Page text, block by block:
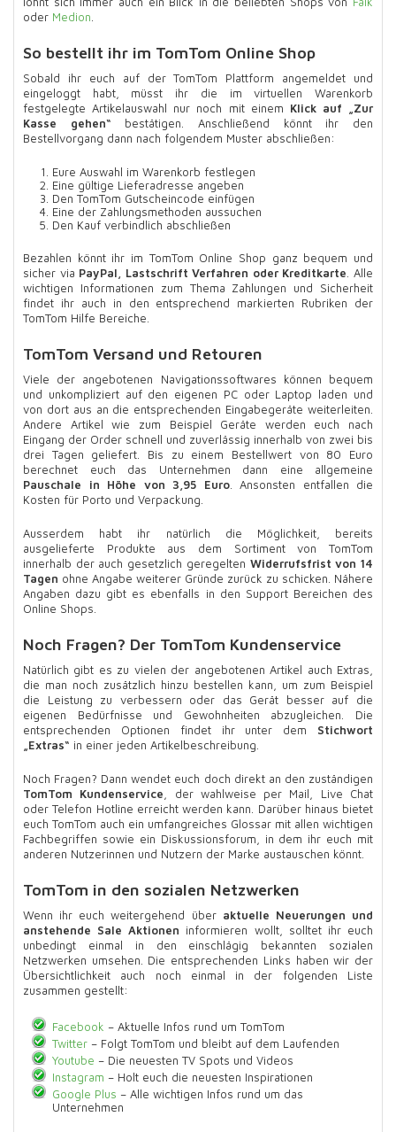
oder Medion.
So bestellt ihr im TomTom Online Shop
Sobald ihr euch auf der TomTom Plattform angemeldet und
eingeloggt habt, müsst ihr die im virtuellen Warenkorb
festgelegte Artikelauswahl nur noch mit einem Klick auf „Zur
Kasse gehen“ bestätigen. Anschließend könnt ihr den
Bestellvorgang dann nach folgendem Muster abschließen:
Eure Auswahl im Warenkorb festlegen
Eine gültige Lieferadresse angeben
Den TomTom Gutscheincode einfügen
Eine der Zahlungsmethoden aussuchen
Den Kauf verbindlich abschließen
Bezahlen könnt ihr im TomTom Online Shop ganz bequem und
sicher via PayPal, Lastschrift Verfahren oder Kreditkarte . Alle
wichtigen Informationen zum Thema Zahlungen und Sicherheit
findet ihr auch in den entsprechend markierten Rubriken der
TomTom Hilfe Bereiche.
TomTom Versand und Retouren
Viele der angebotenen Navigationssoftwares können bequem
und unkompliziert auf den eigenen PC oder Laptop laden und
von dort aus an die entsprechenden Eingabegeräte weiterleiten.
Andere Artikel wie zum Beispiel Geräte werden euch nach
Eingang der Order schnell und zuverlässig innerhalb von zwei bis
drei Tagen geliefert. Bis zu einem Bestellwert von 80 Euro
berechnet euch das Unternehmen dann eine allgemeine
Pauschale in Höhe von 3,95 Euro. Ansonsten entfallen die
Kosten für Porto und Verpackung.
Ausserdem habt ihr natürlich die Möglichkeit, bereits
ausgelieferte Produkte aus dem Sortiment von TomTom
innerhalb der auch gesetzlich geregelten Widerrufsfrist von 14
Tagen ohne Angabe weiterer Gründe zurück zu schicken. Nähere
Angaben dazu gibt es ebenfalls in den Support Bereichen des
Online Shops.
Noch Fragen? Der TomTom Kundenservice
Natürlich gibt es zu vielen der angebotenen Artikel auch Extras,
die man noch zusätzlich hinzu bestellen kann, um zum Beispiel
die Leistung zu verbessern oder das Gerät besser auf die
eigenen Bedürfnisse und Gewohnheiten abzugleichen. Die
entsprechenden Optionen findet ihr unter dem Stichwort
„Extras“ in einer jeden Artikelbeschreibung.
Noch Fragen? Dann wendet euch doch direkt an den zuständigen
TomTom Kundenservice , der wahlweise per Mail, Live Chat
oder Telefon Hotline erreicht werden kann. Darüber hinaus bietet
euch TomTom auch ein umfangreiches Glossar mit allen wichtigen
Fachbegriffen sowie ein Diskussionsforum, in dem ihr euch mit
anderen Nutzerinnen und Nutzern der Marke austauschen könnt.
TomTom in den sozialen Netzwerken
Wenn ihr euch weitergehend über aktuelle Neuerungen und
anstehende Sale Aktionen informieren wollt, solltet ihr euch
unbedingt einmal in den einschlägig bekannten sozialen
Netzwerken umsehen. Die entsprechenden Links haben wir der
Übersichtlichkeit auch noch einmal in der folgenden Liste
zusammen gestellt:
Facebook – Aktuelle Infos rund um TomTom
Twitter– Folgt TomTom und bleibt auf dem Laufenden
Youtube – Die neuesten TV Spots und Videos
Instagram – Holt euch die neuesten Inspirationen
Google Plus – Alle wichtigen Infos rund um das
Unternehmen